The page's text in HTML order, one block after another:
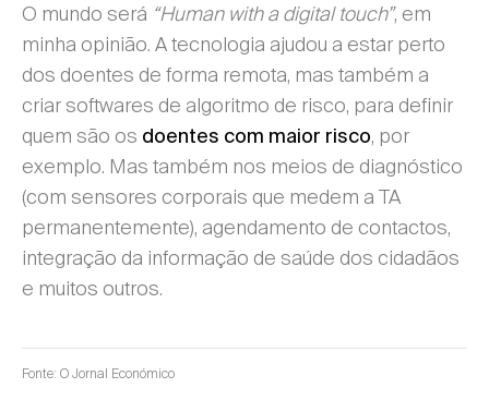
O mundo será “Human with a digital touch”, em
minha opinião. A tecnologia ajudou a estar perto
dos doentes de forma remota, mas também a
criar softwares de algoritmo de risco, para definir
quem são os doentes com maior risco, por
exemplo. Mas também nos meios de diagnóstico
(com sensores corporais que medem a TA
permanentemente), agendamento de contactos,
integração da informação de saúde dos cidadãos
e muitos outros.
Fonte: O Jornal Económico